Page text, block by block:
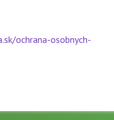
ochrana-osobnych-